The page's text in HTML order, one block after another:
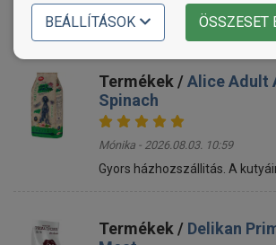
Mi a termékkel megvagyunk
állja ....örülök ,hogy rátaláltam
Termékek /Alice Adult
Spinach
Mónika - 2026.08.03. 10:59
Gyors házhozszállitás. A
Termékek / Delikan
BEÁLLÍTÁSOK ÖSSZESET